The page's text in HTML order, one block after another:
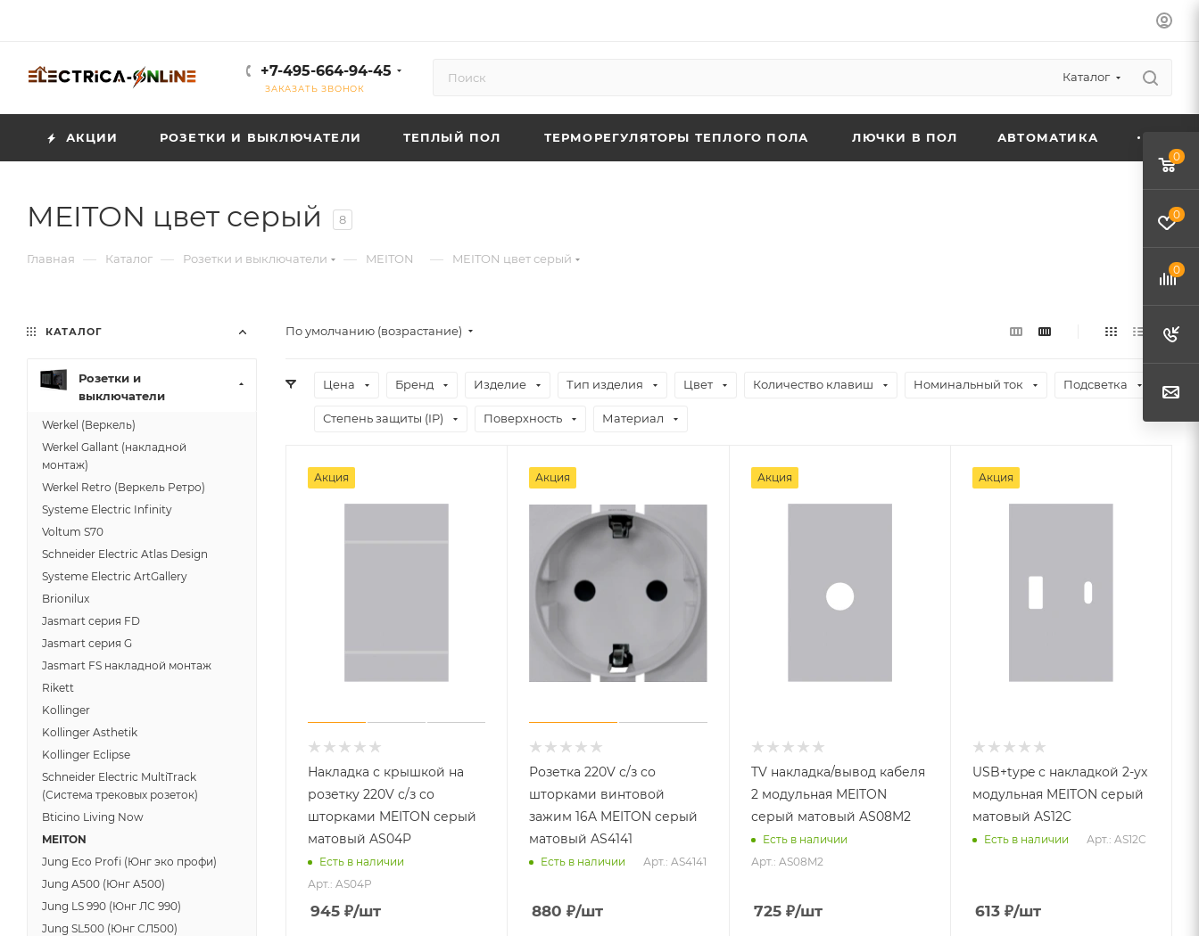
+7-495-664-94-45
ЗАКАЗАТЬ ЗВОНОК
Каталог
АКЦИИ РОЗЕТКИ И ВЫКЛЮЧАТЕЛИ ТЕПЛЫЙ ПОЛ ТЕРМОРЕГУЛЯТОРЫ ТЕПЛОГО ПОЛА ЛЮЧКИ В ПОЛ АВТОМАТИКА
MEITON цвет серый 8
Главная — Каталог — Розетки и выключатели — MEITON — MEITON цвет серый
По умолчанию (возрастание)
Цена Бренд Изделие Тип изделия Цвет Количество клавиш Номинальный ток Подсветка
Степень защиты (IP) Поверхность Материал
Акция
Накладка с крышкой на
розетку 220V с/з со
шторками MEITON серый
матовый AS04P
Есть в наличии
Арт.: AS04P
945 ₽/шт
Акция
Розетка 220V с/з со
шторками винтовой
зажим 16A MEITON серый
матовый AS4141
Есть в наличии Арт.: AS4141
880 ₽/шт
Акция
TV накладка/вывод кабеля
2 модульная MEITON
серый матовый AS08M2
Есть в наличии
Арт.: AS08M2
725₽/шт
Акция
USB+type с накладкой 2-ух
модульная MEITON серый
матовый AS12C
Есть в наличии Арт.: AS12C
613₽/шт
КАТАЛОГ
Розетки и
выключатели
Werkel (Веркель)
Werkel Gallant (накладной
монтаж)
Werkel Retro (Веркель Ретро)
Systeme Electric Infinity
Voltum S70
Schneider Electric Atlas Design
Systeme Electric ArtGallery
Brionilux
Jasmart серия FD
Jasmart серия G
Jasmart FS накладной монтаж
Rikett
Kollinger
Kollinger Asthetik
Kollinger Eclipse
Schneider Electric MultiTrack
(Система трековых розеток)
Bticino Living Now
MEITON
Jung Eco Profi (Юнг эко профи)
Jung A500 (Юнг A500)
Jung LS 990 (Юнг ЛС 990)
Jung SL500 (Юнг СЛ500)
0
0
0